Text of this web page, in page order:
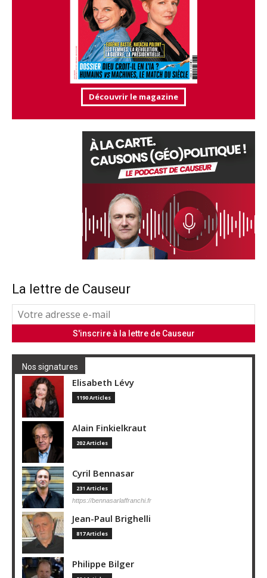
Découvrir le magazine
La lettre de Causeur
Nos signatures
Elisabeth Lévy
1190 Articles
Alain Finkielkraut
202 Articles
Cyril Bennasar
231 Articles
https://bennasarlaffranchi.fr
Jean-Paul Brighelli
817 Articles
Philippe Bilger